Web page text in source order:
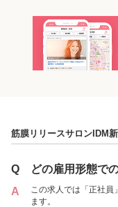
「正社
1件の店舗
筋膜リリースサロン
徒歩 9分 ）
筋膜リリースサロンIDM
Q
どの雇用形態で
A
この求人では「正社
ます。